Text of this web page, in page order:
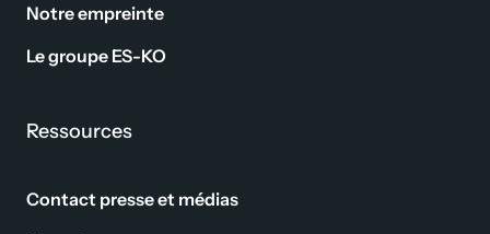
Notre empreinte
Le groupe ES-KO
Ressources
Contact presse et médias